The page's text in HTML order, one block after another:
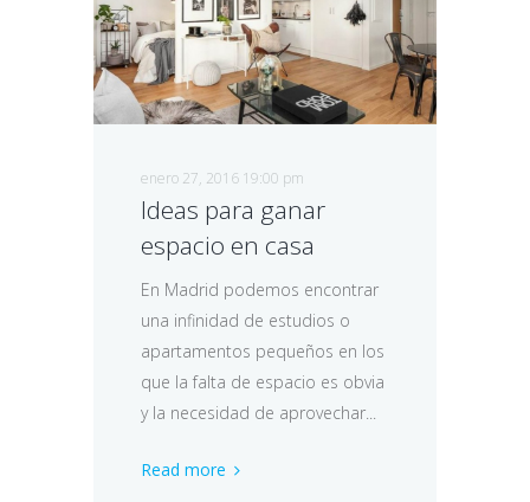
enero 27, 2016 19:00 pm
Ideas para ganar
espacio en casa
En Madrid podemos encontrar
una infinidad de estudios o
apartamentos pequeños en los
que la falta de espacio es obvia
y la necesidad de aprovechar...
Read more